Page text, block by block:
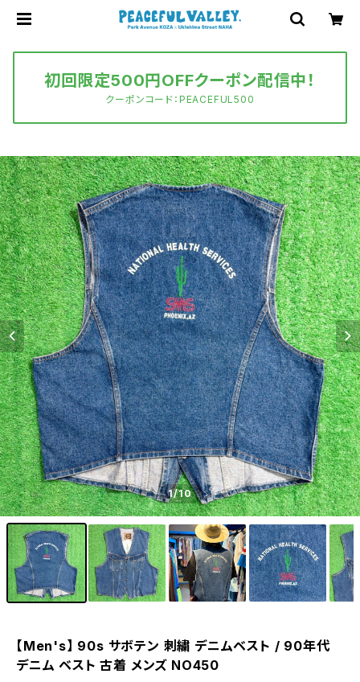
初回限定500円OFFクーポン配信中！
クーポンコード：PEACEFUL500
1/10
【Men's】 90s サボテン 刺繍 デニムベスト / 90年代
デニム ベスト 古着 メンズ NO450